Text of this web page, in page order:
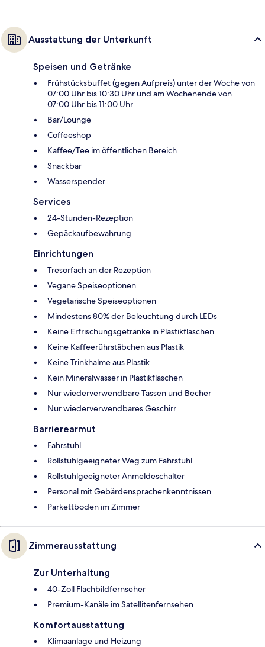
Ausstattung der Unterkunft
Speisen und Getränke
Frühstücksbuffet (gegen Aufpreis) unter der Woche von
07:00 Uhr bis 10:30 Uhr und am Wochenende von
07:00 Uhr bis 11:00 Uhr
Bar/Lounge
Coffeeshop
Kaffee/Tee im öffentlichen Bereich
Snackbar
Wasserspender
Services
24-Stunden-Rezeption
Gepäckaufbewahrung
Einrichtungen
Tresorfach an der Rezeption
Vegane Speiseoptionen
Vegetarische Speiseoptionen
Mindestens 80% der Beleuchtung durch LEDs
Keine Erfrischungsgetränke in Plastikflaschen
Keine Kaffeerührstäbchen aus Plastik
Keine Trinkhalme aus Plastik
Kein Mineralwasser in Plastikflaschen
Nur wiederverwendbare Tassen und Becher
Nur wiederverwendbares Geschirr
Barrierearmut
Fahrstuhl
Rollstuhlgeeigneter Weg zum Fahrstuhl
Rollstuhlgeeigneter Anmeldeschalter
Personal mit Gebärdensprachenkenntnissen
Parkettboden im Zimmer
Zimmerausstattung
Zur Unterhaltung
40-Zoll Flachbildfernseher
Premium-Kanäle im Satellitenfernsehen
Komfortausstattung
Klimaanlage und Heizung